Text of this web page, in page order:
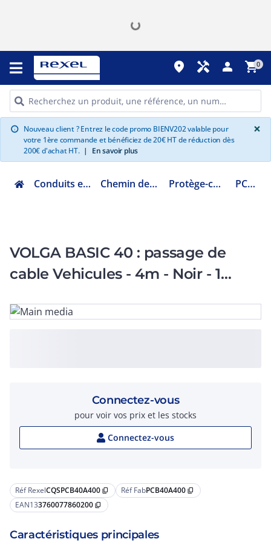
place handyman person shopping_cart0
info Nouveau client ? Entrez le code promo BIENV202 valable pour
votre 1ère commande et bénéficiez de 20€ HT de réduction dès
200€ d'achat HT. | En savoir plus
×
Conduits et cheminements Chemin de câbles et échelle Protège-câbles et caniveau PCB40A400
VOLGA BASIC 40 : passage de
cable Vehicules - 4m - Noir - 1
Réf RexelCQSPCB40A400 content_copy Réf FabPCB40A400 content_copy
EAN133760077860200 content_copy
Caractéristiques principales
Connectez-vous
pour voir vos prix et les stocks
Connectez-vous